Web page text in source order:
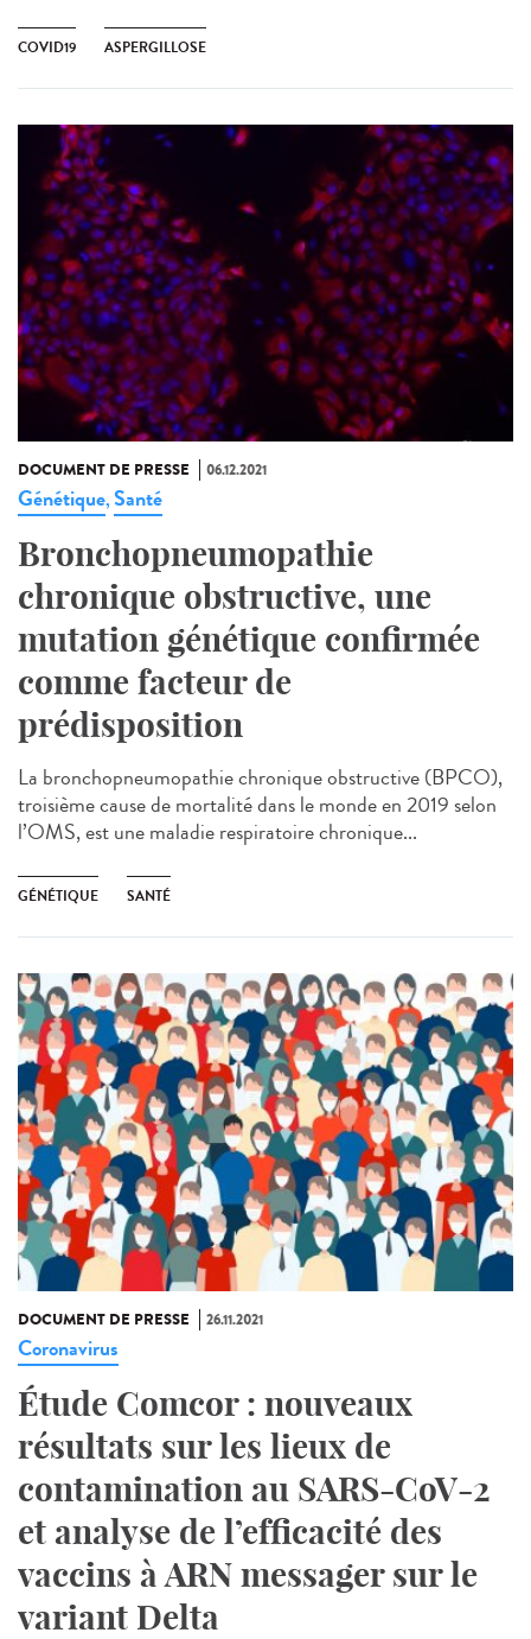
COVID19 ASPERGILLOSE
DOCUMENT DE PRESSE 06.12.2021
Génétique,Santé
Bronchopneumopathie
chronique obstructive, une
mutation génétique confirmée
comme facteur de
prédisposition
La bronchopneumopathie chronique obstructive (BPCO),
troisième cause de mortalité dans le monde en 2019 selon
l’OMS, est une maladie respiratoire chronique...
GÉNÉTIQUE SANTÉ
DOCUMENT DE PRESSE 26.11.2021
Coronavirus
Étude Comcor : nouveaux
résultats sur les lieux de
contamination au SARS-CoV-2
et analyse de l’efficacité des
vaccins à ARN messager sur le
variant Delta